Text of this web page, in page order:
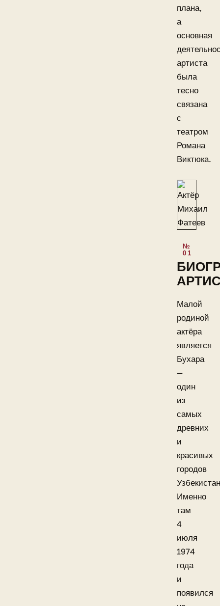
плана,
а
основная
артиста
была
тесно
связана
с
театром
Романа
Виктюка.
Малой
родиной
актёра
является
Бухара
—
один
из
самых
древних
и
красивых
городов
Именно
там
4
июля
1974
года
и
появился